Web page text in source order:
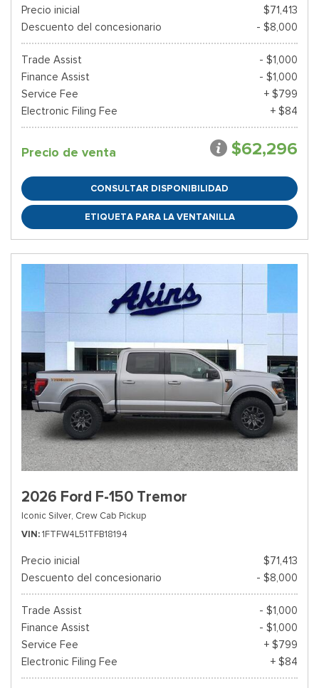
Precio inicial
$71,413
Descuento del concesionario
- $8,000
Trade Assist
- $1,000
Finance Assist
- $1,000
Service Fee
+ $799
Electronic Filing Fee
+ $84
Precio de venta $62,296
CONSULTAR DISPONIBILIDAD
ETIQUETA PARA LA VENTANILLA
2026 Ford F-150 Tremor
Iconic Silver, Crew Cab Pickup
VIN 1FTFW4L51TFB18194
Precio inicial
$71,413
Descuento del concesionario
- $8,000
Trade Assist
- $1,000
Finance Assist
- $1,000
Service Fee
+ $799
Electronic Filing Fee
+ $84